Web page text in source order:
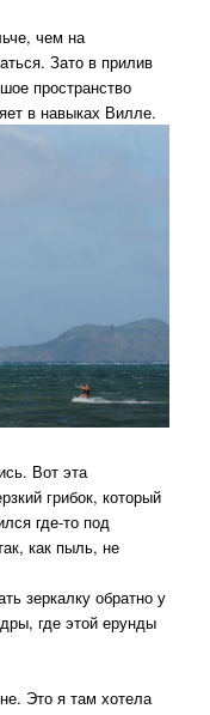
чем на
Зато в прилив
пространство
в навыках Вилле.
Вот эта
грибок, который
где-то под
как пыль, не
зеркалку обратно у
где этой ерунды
Это я там хотела